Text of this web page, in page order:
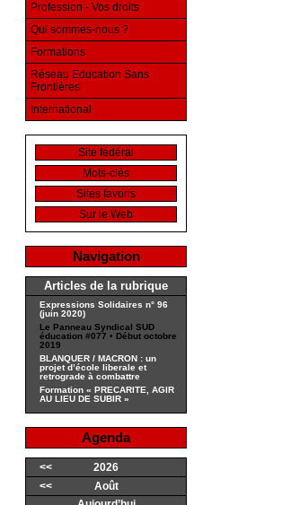
Profession - Vos droits
Qui sommes-nous ?
Formations
Réseau Education Sans
Frontières
International
Site fédéral
Mots-clés
Sites favoris
Sur le Web
Navigation
Articles de la rubrique
Expressions Solidaires n° 96
(juin 2020)
Le Panneau Syndical SUD
éducation #077 • Début octobre
2019
BLANQUER / MACRON : un
projet d’école liberale et
retrograde à combattre
Formation « PRECARITE, AGIR
AU LIEU DE SUBIR »
Agenda
<<
2026
<<
Août